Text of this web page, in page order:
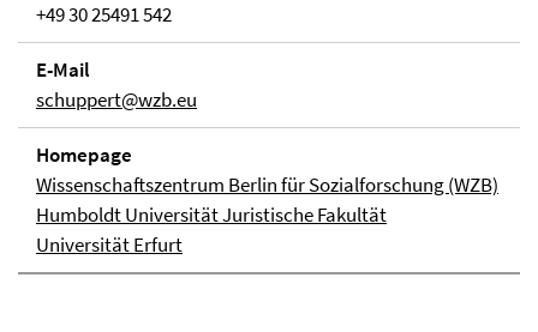
+49 30 25491 542
E-Mail
schuppert@wzb.eu
Homepage
Wissenschaftszentrum Berlin für Sozialforschung (WZB)
Humboldt Universität Juristische Fakultät
Universität Erfurt